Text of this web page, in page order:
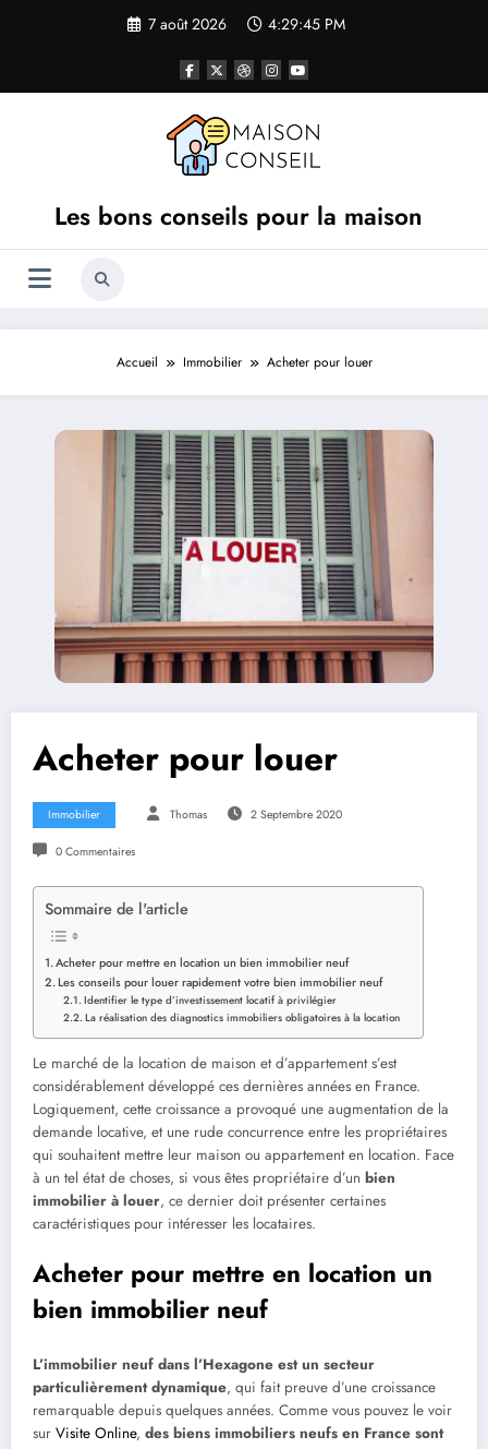
7 août 2026 4:29:46 PM
Les bons conseils pour la maison
Accueil Immobilier Acheter pour louer
Acheter pour louer
Immobilier Thomas 2 Septembre 2020
0 Commentaires
Sommaire de l'article
Acheter pour mettre en location un bien immobilier neuf
Les conseils pour louer rapidement votre bien immobilier neuf
Identifier le type d’investissement locatif à privilégier
La réalisation des diagnostics immobiliers obligatoires à la location
Le marché de la location de maison et d’appartement s’est
considérablement développé ces dernières années en France.
Logiquement, cette croissance a provoqué une augmentation de la
demande locative, et une rude concurrence entre les propriétaires
qui souhaitent mettre leur maison ou appartement en location. Face
à un tel état de choses, si vous êtes propriétaire d’un bien
immobilier à louer, ce dernier doit présenter certaines
caractéristiques pour intéresser les locataires.
Acheter pour mettre en location un
bien immobilier neuf
L’immobilier neuf dans l’Hexagone est un secteur
particulièrement dynamique, qui fait preuve d’une croissance
remarquable depuis quelques années. Comme vous pouvez le voir
sur Visite Online, des biens immobiliers neufs en France sont